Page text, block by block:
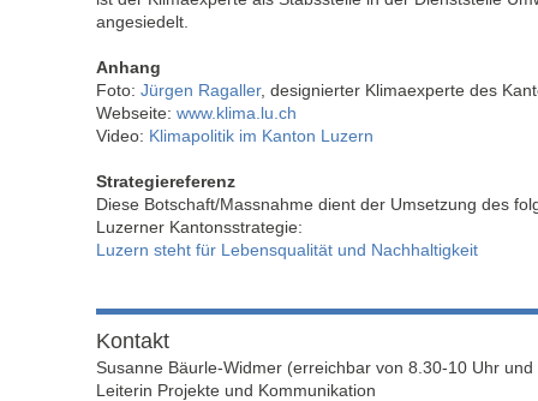
angesiedelt.
Anhang
Foto: Jürgen Ragaller, designierter Klimaexperte des
Webseite: www. klima. lu. ch
Video: Klimapolitik im Kanton Luzern
Strategiereferenz
Diese Botschaft/Massnahme dient der Umsetzung des
Luzerner Kantonsstrategie:
Luzern steht für Lebensqualität und Nachhaltigkeit
Kontakt
Susanne Bäurle-Widmer (erreichbar von 8.30-10 Uhr
Leiterin Projekte und Kommunikation